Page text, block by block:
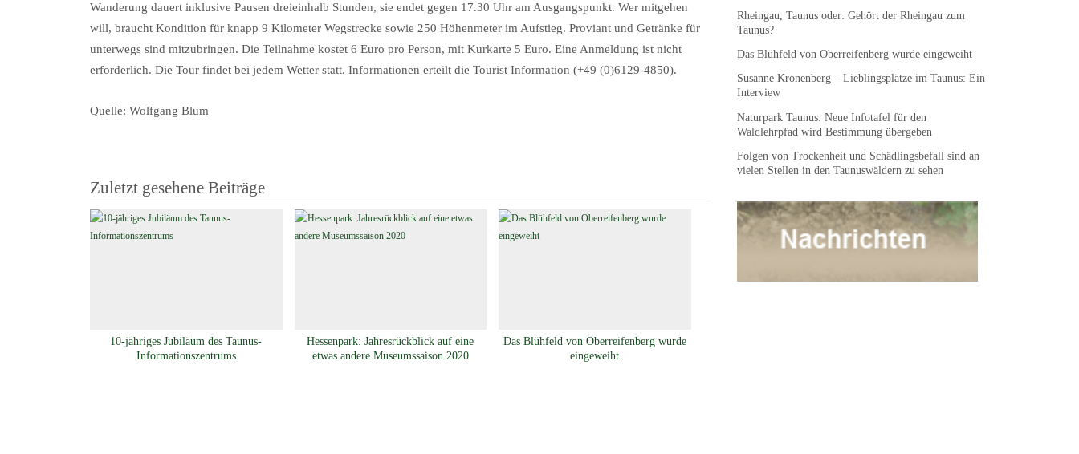
Wanderung dauert inklusive Pausen dreieinhalb Stunden, sie endet gegen 17.30 Uhr am Ausgangspunkt. Wer mitgehen
will, braucht Kondition für knapp 9 Kilometer Wegstrecke sowie 250 Höhenmeter im Aufstieg. Proviant und Getränke für
unterwegs sind mitzubringen. Die Teilnahme kostet 6 Euro pro Person, mit Kurkarte 5 Euro. Eine Anmeldung ist nicht
erforderlich. Die Tour findet bei jedem Wetter statt. Informationen erteilt die Tourist Information (+49 (0)6129-4850).
Quelle: Wolfgang Blum
Zuletzt gesehene Beiträge
10-jähriges Jubiläum des Taunus-
Informationszentrums
Hessenpark: Jahresrückblick auf eine
etwas andere Museumssaison 2020
Das Blühfeld von Oberreifenberg wurde
eingeweiht
Rheingau, Taunus oder: Gehört der Rheingau zum
Taunus?
Das Blühfeld von Oberreifenberg wurde eingeweiht
Susanne Kronenberg – Lieblingsplätze im Taunus: Ein
Interview
Naturpark Taunus: Neue Infotafel für den
Waldlehrpfad wird Bestimmung übergeben
Folgen von Trockenheit und Schädlingsbefall sind an
vielen Stellen in den Taunuswäldern zu sehen